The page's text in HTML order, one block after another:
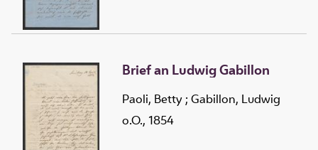
Brief an Ludwig Gabillon
Paoli, Betty ; Gabillon, Ludwig
o.O., 1854